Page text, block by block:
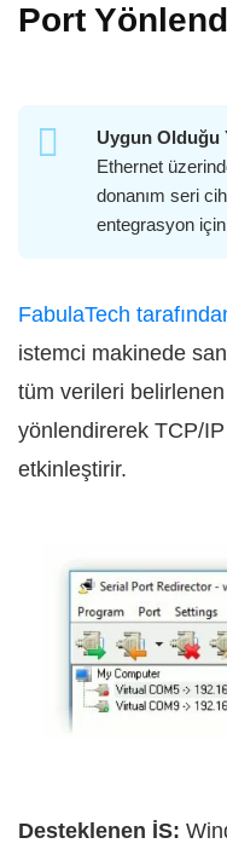
Port
Uygun Olduğu
Ethernet
donanım seri
entegrasyon
FabulaTech
istemci makinede
tüm verileri
yönlendirerek TCP/
etkinleştirir.
Desteklenen İS: